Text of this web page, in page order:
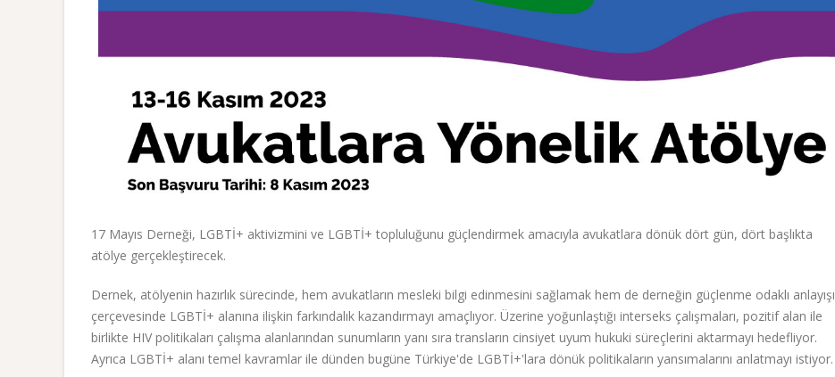
17 Mayıs Derneği, LGBTİ+ aktivizmini ve LGBTİ+ topluluğunu güçlendirmek amacıyla avukatlara dönük dört gün, dört başlıkta
atölye gerçekleştirecek.
Dernek, atölyenin hazırlık sürecinde, hem avukatların mesleki bilgi edinmesini sağlamak hem de derneğin güçlenme odaklı anlayışı
çerçevesinde LGBTİ+ alanına ilişkin farkındalık kazandırmayı amaçlıyor. Üzerine yoğunlaştığı interseks çalışmaları, pozitif alan ile
birlikte HIV politikaları çalışma alanlarından sunumların yanı sıra transların cinsiyet uyum hukuki süreçlerini aktarmayı hedefliyor.
Ayrıca LGBTİ+ alanı temel kavramlar ile dünden bugüne Türkiye'de LGBTİ+'lara dönük politikaların yansımalarını anlatmayı istiyor.